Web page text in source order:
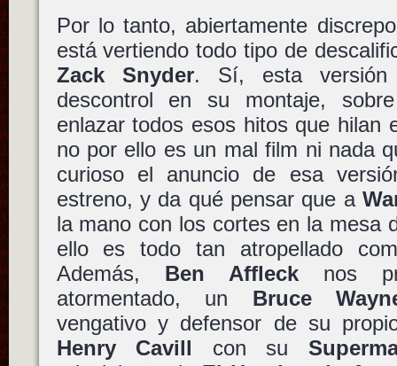
Por lo tanto, abiertamente
está vertiendo todo tipo de
Zack Snyder. Sí, esta versión
descontrol en su montaje,
enlazar todos esos hitos que hilan
no por ello es un mal film ni nada
curioso el anuncio de esa
estreno, y da qué pensar que a
la mano con los cortes en la mesa
ello es todo tan atropellado
Además, Ben Afflecknos
atormentado, un Bruce
vengativo y defensor de su
Henry Cavill con su